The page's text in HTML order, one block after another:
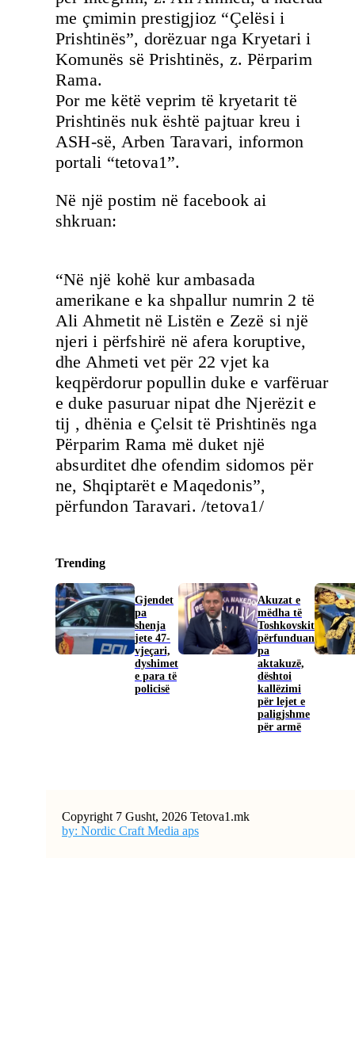
me çmimin prestigjioz “Çelësi i
Prishtinës”, dorëzuar nga Kryetari i
Komunës së Prishtinës, z. Përparim
Rama.
Por me këtë veprim të kryetarit të
Prishtinës nuk është pajtuar kreu i
ASH-së, Arben Taravari, informon
portali “tetova1”.
Në një postim në facebook ai
shkruan:
“Në një kohë kur ambasada
amerikane e ka shpallur numrin 2 të
Ali Ahmetit në Listën e Zezë si një
njeri i përfshirë në afera koruptive,
dhe Ahmeti vet për 22 vjet ka
keqpërdorur popullin duke e varfëruar
e duke pasuruar nipat dhe Njerëzit e
tij , dhënia e Çelsit të Prishtinës nga
Përparim Rama më duket një
absurditet dhe ofendim sidomos për
ne, Shqiptarët e Maqedonis”,
përfundon Taravari. /tetova1/
Trending
Gjendet
pa
shenja
jete 47-
vjeçari,
dyshimet
e para të
policisë
Akuzat e
mëdha të
Toshkovskit
përfunduan
pa
aktakuzë,
dështoi
kallëzimi
për lejet e
paligjshme
për armë
Copyright 7 Gusht, 2026 Tetova1.mk
by: Nordic Craft Media aps